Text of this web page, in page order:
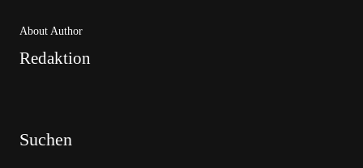
About Author
Redaktion
Suchen